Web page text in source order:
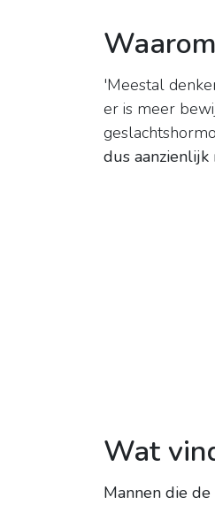
'Meestal
er is meer
dus
Wat
Mannen die